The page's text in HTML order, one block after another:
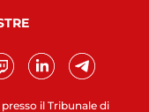
il Tribunale di